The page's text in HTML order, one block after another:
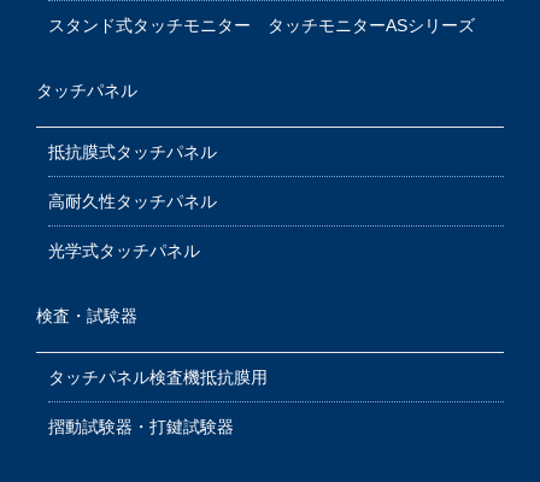
スタンド式タッチモニター タッチモニターASシリーズ
タッチパネル
抵抗膜式タッチパネル
高耐久性タッチパネル
光学式タッチパネル
検査・試験器
タッチパネル検査機抵抗膜用
摺動試験器・打鍵試験器